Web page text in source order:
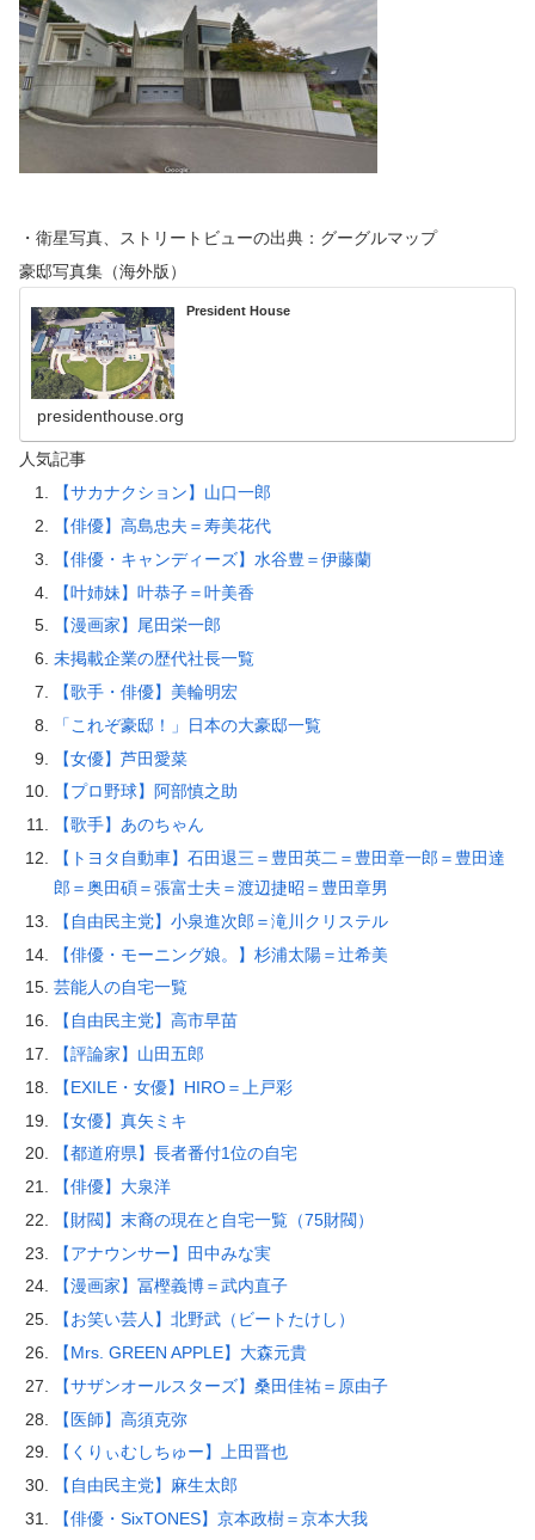
・衛星写真、ストリートビューの出典：グーグルマップ
豪邸写真集（海外版）
President House
presidenthouse.org
人気記事
【サカナクション】山口一郎
【俳優】高島忠夫＝寿美花代
【俳優・キャンディーズ】水谷豊＝伊藤蘭
【叶姉妹】叶恭子＝叶美香
【漫画家】尾田栄一郎
未掲載企業の歴代社長一覧
【歌手・俳優】美輪明宏
「これぞ豪邸！」日本の大豪邸一覧
【女優】芦田愛菜
【プロ野球】阿部慎之助
【歌手】あのちゃん
【トヨタ自動車】石田退三＝豊田英二＝豊田章一郎＝豊田達
郎＝奥田碩＝張富士夫＝渡辺捷昭＝豊田章男
【自由民主党】小泉進次郎＝滝川クリステル
【俳優・モーニング娘。】杉浦太陽＝辻希美
芸能人の自宅一覧
【自由民主党】高市早苗
【評論家】山田五郎
【EXILE・女優】HIRO＝上戸彩
【女優】真矢ミキ
【都道府県】長者番付1位の自宅
【俳優】大泉洋
【財閥】末裔の現在と自宅一覧（75財閥）
【アナウンサー】田中みな実
【漫画家】冨樫義博＝武内直子
【お笑い芸人】北野武（ビートたけし）
【Mrs. GREEN APPLE】大森元貴
【サザンオールスターズ】桑田佳祐＝原由子
【医師】高須克弥
【くりぃむしちゅー】上田晋也
【自由民主党】麻生太郎
【俳優・SixTONES】京本政樹＝京本大我